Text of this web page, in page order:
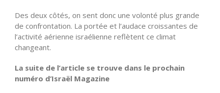
Des deux côtés, on sent donc une volonté plus grande
de confrontation. La portée et l’audace croissantes de
l’activité aérienne israélienne reflètent ce climat
changeant.
La suite de l’article se trouve dans le prochain
numéro d’Israël Magazine